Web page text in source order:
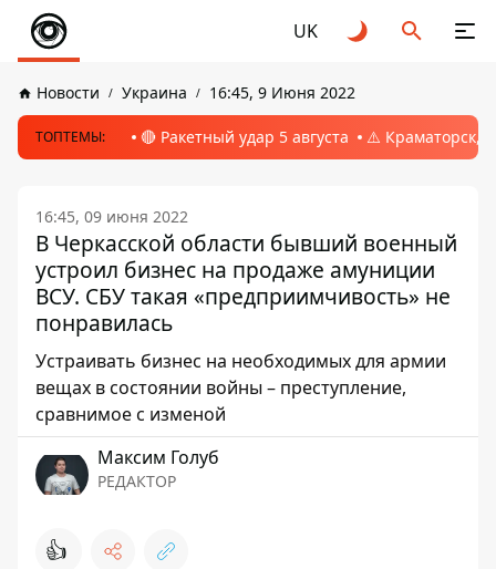
UK
Новости Украина 16:45, 9 Июня 2022
ТОПТЕМЫ: 🔴 Ракетный удар 5 августа ⚠️ Краматорск,
16:45, 09 июня 2022
В Черкасской области бывший военный
устроил бизнес на продаже амуниции
ВСУ. СБУ такая «предприимчивость» не
понравилась
Устраивать бизнес на необходимых для армии
вещах в состоянии войны – преступление,
сравнимое с изменой
Максим Голуб
РЕДАКТОР
👍